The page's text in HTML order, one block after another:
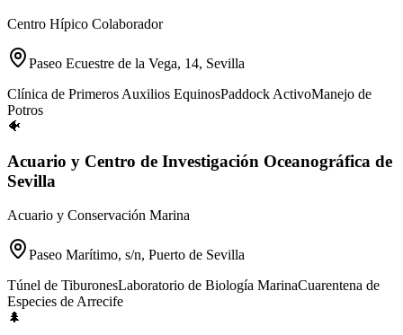
Centro Hípico Colaborador
Paseo Ecuestre de la Vega, 14, Sevilla
Clínica de Primeros Auxilios EquinosPaddock ActivoManejo de
Potros
🐠
Acuario y Centro de Investigación Oceanográfica de
Sevilla
Acuario y Conservación Marina
Paseo Marítimo, s/n, Puerto de Sevilla
Túnel de TiburonesLaboratorio de Biología MarinaCuarentena de
Especies de Arrecife
🌲